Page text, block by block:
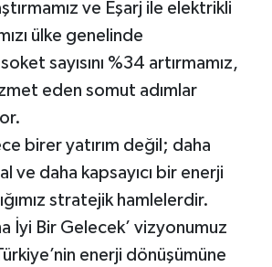
ve Eşarj ile elektrikli
ülke genelinde
sayısını %34 artırmamız,
eden somut adımlar
birer yatırım değil; daha
ve daha kapsayıcı bir enerji
stratejik hamlelerdir.
İyi Bir Gelecek’ vizyonumuz
enerji dönüşümüne